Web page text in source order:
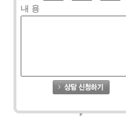
내 용